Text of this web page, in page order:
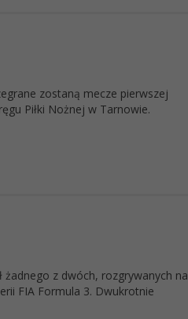
zostaną mecze pierwszej
Piłki Nożnej w Tarnowie.
żadnego z dwóch, rozgrywanych na
FIA Formula 3. Dwukrotnie